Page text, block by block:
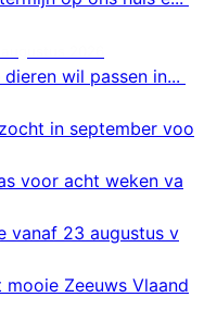
wil passen in...
in september voo
voor acht weken va
vanaf 23 augustus v
Zeeuws Vlaand